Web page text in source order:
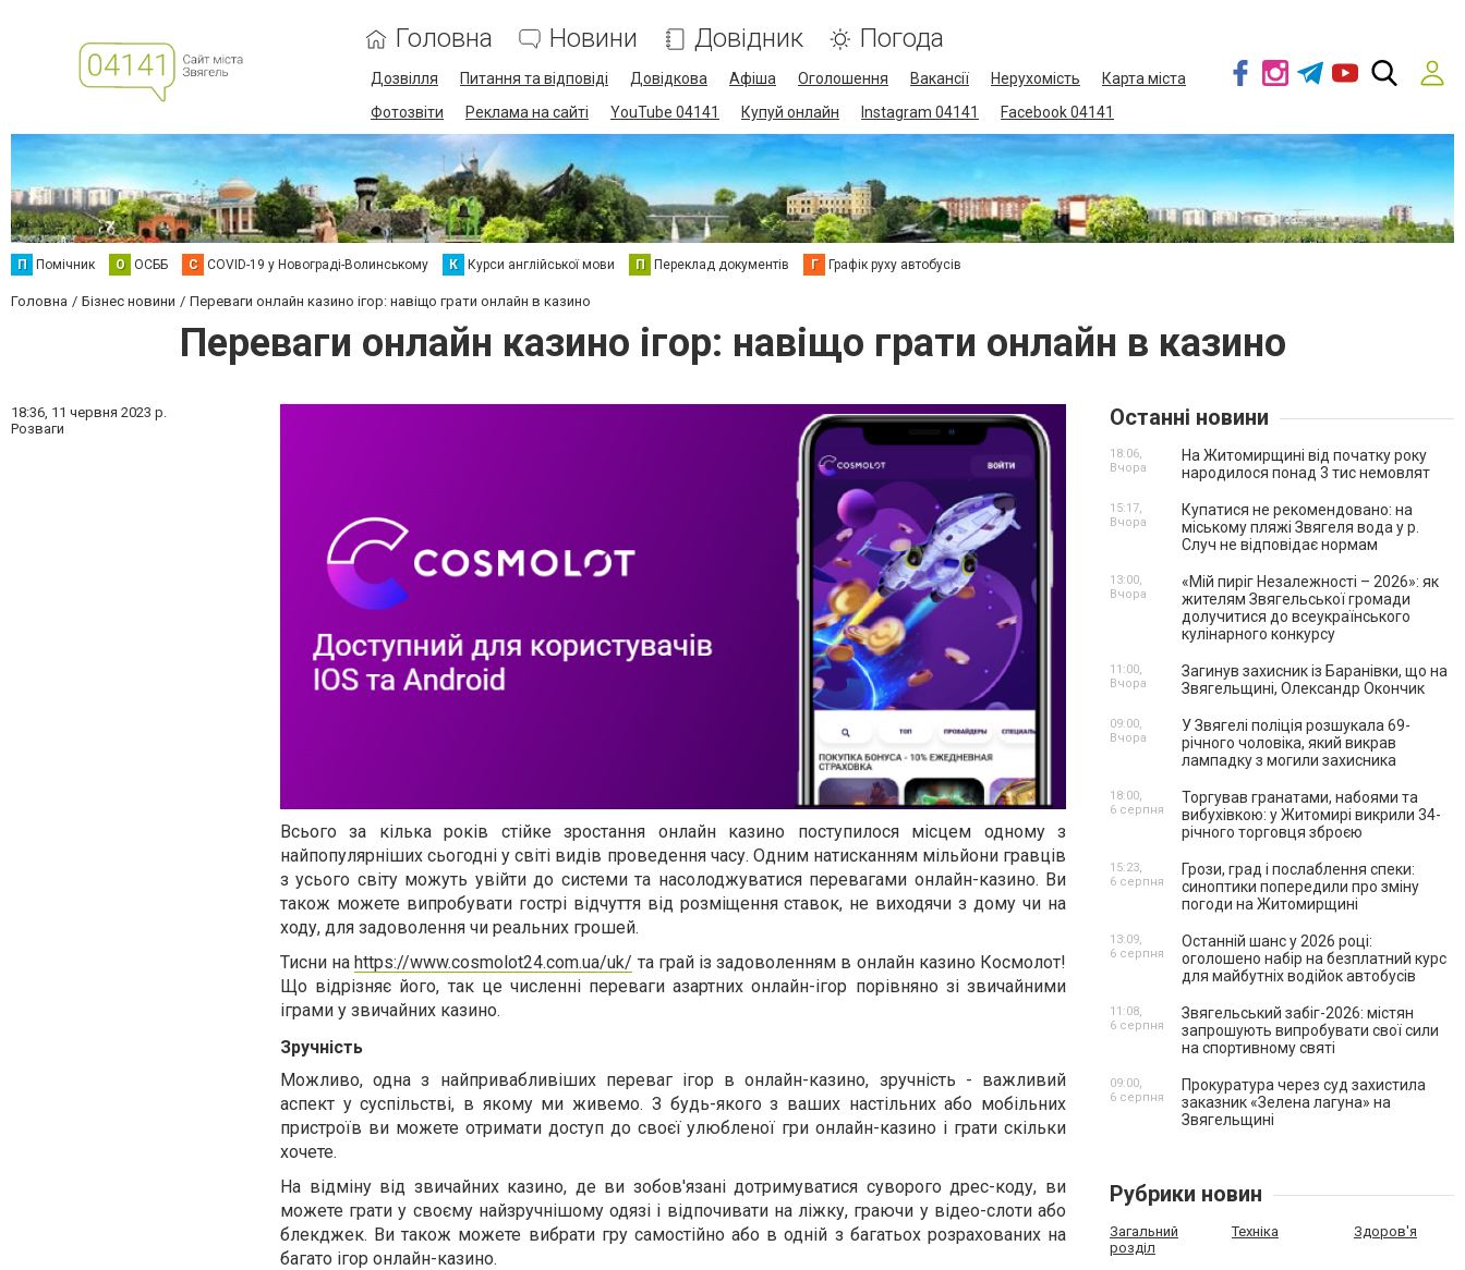
Головна Новини Довідник Погода
Дозвілля Питання та відповіді Довідкова Афіша Оголошення Вакансії Нерухомість
Карта міста
Фотозвіти
Реклама на сайті YouTube 04141 Купуй онлайн Instagram 04141 Facebook 04141
П Помічник О ОСББ C COVID-19 у Новограді-Волинському К Курси англійської мови П Переклад документів Г Графік руху автобусів
Головна Бізнес новини Переваги онлайн казино ігор: навіщо грати онлайн в казино
Переваги онлайн казино ігор: навіщо грати онлайн в казино
18:36, 11 червня 2023 р.
Розваги
Всього за кілька років стійке зростання онлайн казино поступилося місцем одному з
найпопулярніших сьогодні у світі видів проведення часу. Одним натисканням мільйони гравців
з усього світу можуть увійти до системи та насолоджуватися перевагами онлайн-казино. Ви
також можете випробувати гострі відчуття від розміщення ставок, не виходячи з дому чи на
ходу, для задоволення чи реальних грошей.
Тисни наhttps://www.cosmolot24.com.ua/uk/ та грай із задоволенням в онлайн казино Космолот!
Що відрізняє його, так це численні переваги азартних онлайн-ігор порівняно зі звичайними
іграми у звичайних казино.
Зручність
Можливо, одна з найпривабливіших переваг ігор в онлайн-казино, зручність - важливий
аспект у суспільстві, в якому ми живемо. З будь-якого з ваших настільних або мобільних
пристроїв ви можете отримати доступ до своєї улюбленої гри онлайн-казино і грати скільки
хочете.
На відміну від звичайних казино, де ви зобов'язані дотримуватися суворого дрес-коду, ви
можете грати у своєму найзручнішому одязі і відпочивати на ліжку, граючи у відео-слоти або
блекджек. Ви також можете вибрати гру самостійно або в одній з багатьох розрахованих на
багато ігор онлайн-казино.
Останні новини
На Житомирщині від початку року
народилося понад 3 тис немовлят
18:06,
Вчора
Купатися не рекомендовано: на
міському пляжі Звягеля вода у р.
Случ не відповідає нормам
15:17,
Вчора
«Мій пиріг Незалежності – 2026»: як
жителям Звягельської громади
долучитися до всеукраїнського
кулінарного конкурсу
13:00,
Вчора
Загинув захисник із Баранівки, що на
Звягельщині, Олександр Окончик
11:00,
Вчора
У Звягелі поліція розшукала 69-
річного чоловіка, який викрав
лампадку з могили захисника
09:00,
Вчора
Торгував гранатами, набоями та
вибухівкою: у Житомирі викрили 34-
річного торговця зброєю
18:00,
6 серпня
Грози, град і послаблення спеки:
синоптики попередили про зміну
погоди на Житомирщині
15:23,
6 серпня
Останній шанс у 2026 році:
оголошено набір на безплатний курс
для майбутніх водійок автобусів
13:09,
6 серпня
Звягельський забіг-2026: містян
запрошують випробувати свої сили
на спортивному святі
11:08,
6 серпня
Прокуратура через суд захистила
заказник «Зелена лагуна» на
Звягельщині
09:00,
6 серпня
Рубрики новин
Загальний
розділ
Техніка Здоров'я